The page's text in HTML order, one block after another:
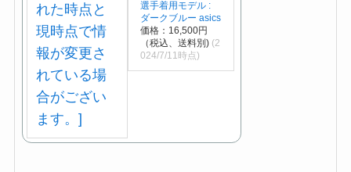
選手着用モデル :
ダークブルー asics
価格：16,500円
（税込、送料別) (2
024/7/11時点)